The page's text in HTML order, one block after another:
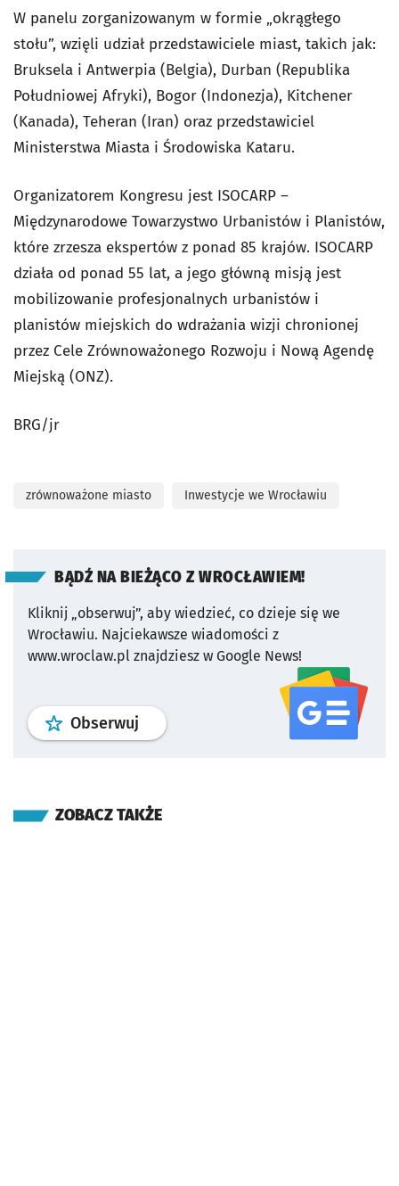
W panelu zorganizowanym w formie „okrągłego
stołu”, wzięli udział przedstawiciele miast, takich jak:
Bruksela i Antwerpia (Belgia), Durban (Republika
Południowej Afryki), Bogor (Indonezja), Kitchener
(Kanada), Teheran (Iran) oraz przedstawiciel
Ministerstwa Miasta i Środowiska Kataru.
Organizatorem Kongresu jest ISOCARP –
Międzynarodowe Towarzystwo Urbanistów i Planistów,
które zrzesza ekspertów z ponad 85 krajów. ISOCARP
działa od ponad 55 lat, a jego główną misją jest
mobilizowanie profesjonalnych urbanistów i
planistów miejskich do wdrażania wizji chronionej
przez Cele Zrównoważonego Rozwoju i Nową Agendę
Miejską (ONZ).
BRG/jr
zrównoważone miasto Inwestycje we Wrocławiu
BĄDŹ NA BIEŻĄCO Z WROCŁAWIEM!
Kliknij „obserwuj”, aby wiedzieć, co dzieje się we
Wrocławiu. Najciekawsze wiadomości z
www.wroclaw.pl znajdziesz w Google News!
Obserwuj profil serwisu
ZOBACZ TAKŻE